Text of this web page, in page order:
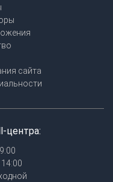
сайта
центра: